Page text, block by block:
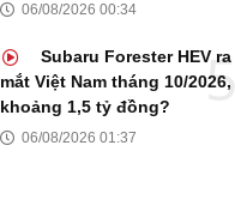
06/08/2026 00:34
Subaru Forester HEV ra
mắt Việt Nam tháng 10/2026,
khoảng 1,5 tỷ đồng?
06/08/2026 01:37